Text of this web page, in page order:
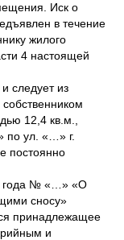
Иск о
в течение
жилого
4 настоящей
следует из
12,4 кв.м.,
по ул. «…» г.
постоянно
года № «…» «О
сносу»
принадлежащее
и